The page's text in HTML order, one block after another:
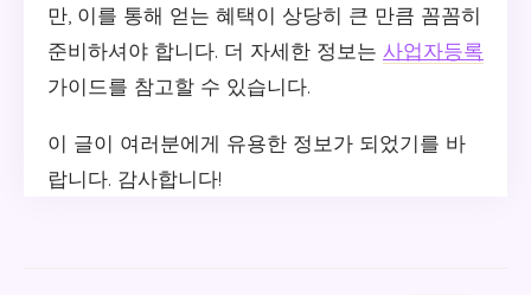
만, 이를 통해 얻는 혜택이 상당히 큰 만큼 꼼꼼히
준비하셔야 합니다. 더 자세한 정보는 사업자등록
가이드를 참고할 수 있습니다.
이 글이 여러분에게 유용한 정보가 되었기를 바
랍니다. 감사합니다!